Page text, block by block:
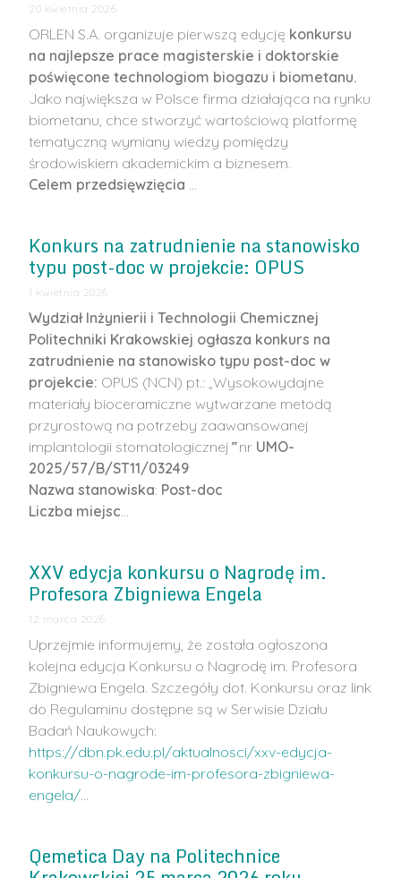
20 kwietnia 2026
ORLEN S.A. organizuje pierwszą edycję konkursu
na najlepsze prace magisterskie i doktorskie
poświęcone technologiom biogazu i biometanu.
Jako największa w Polsce firma działająca na rynku
biometanu, chce stworzyć wartościową platformę
tematyczną wymiany wiedzy pomiędzy
środowiskiem akademickim a biznesem.
Celem przedsięwzięcia …
Konkurs na zatrudnienie na stanowisko
typu post-doc w projekcie: OPUS
1 kwietnia 2026
Wydział Inżynierii i Technologii Chemicznej
Politechniki Krakowskiej ogłasza konkurs na
zatrudnienie na stanowisko typu post-doc w
projekcie: OPUS (NCN) pt.: „Wysokowydajne
materiały bioceramiczne wytwarzane metodą
przyrostową na potrzeby zaawansowanej
implantologii stomatologicznej ”nr UMO-
2025/57/B/ST11/03249
Nazwa stanowiska: Post-doc
Liczba miejsc…
XXV edycja konkursu o Nagrodę im.
Profesora Zbigniewa Engela
12 marca 2026
Uprzejmie informujemy, że została ogłoszona
kolejna edycja Konkursu o Nagrodę im. Profesora
Zbigniewa Engela. Szczegóły dot. Konkursu oraz link
do Regulaminu dostępne są w Serwisie Działu
Badań Naukowych:
https://dbn.pk.edu.pl/aktualnosci/xxv-edycja-
konkursu-o-nagrode-im-profesora-zbigniewa-
engela/…
Qemetica Day na Politechnice